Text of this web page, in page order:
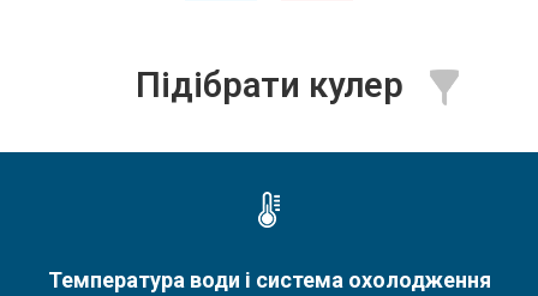
Підібрати кулер
Температура води і система охолодження